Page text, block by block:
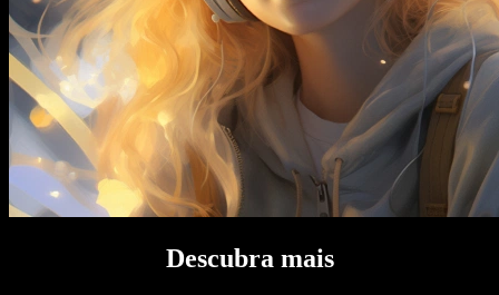
Descubra mais